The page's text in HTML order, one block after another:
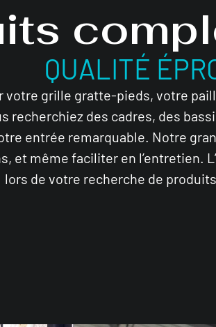
QUALITÉ
grille gratte-pieds, votre
recherchiez des cadres, des
entrée remarquable. Notre
et même faciliter en l’entretien.
lors de votre recherche de